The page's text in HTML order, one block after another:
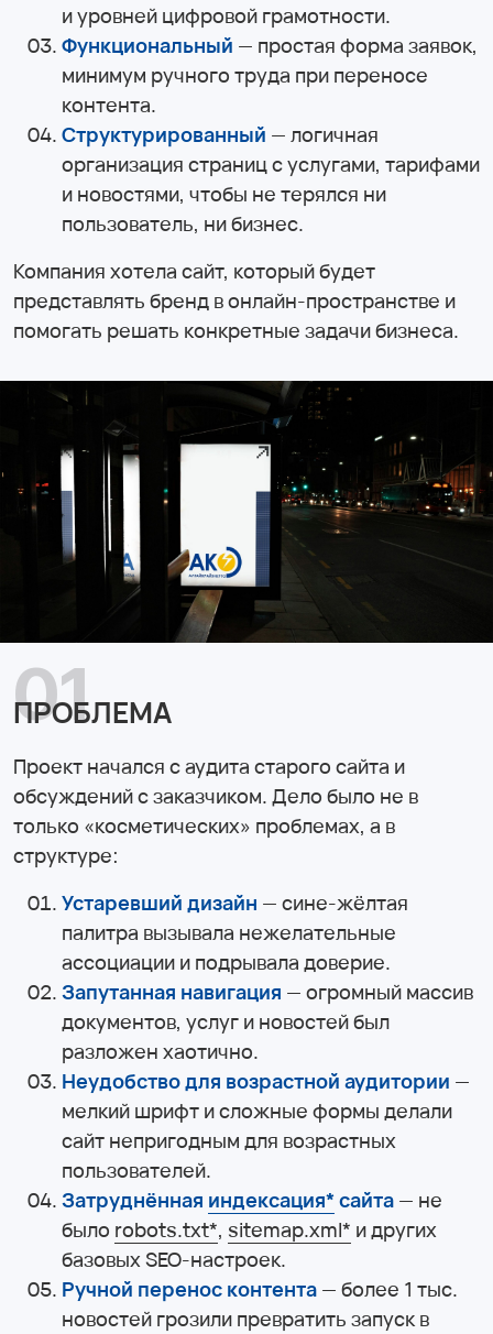
и уровней цифровой грамотности.
Функциональный — простая форма заявок,
минимум ручного труда при переносе
контента.
Структурированный — логичная
организация страниц с услугами, тарифами
и новостями, чтобы не терялся ни
пользователь, ни бизнес.
Компания хотела сайт, который будет
представлять бренд в онлайн-пространстве и
помогать решать конкретные задачи бизнеса.
01
ПРОБЛЕМА
Проект начался с аудита старого сайта и
обсуждений с заказчиком. Дело было не в
только «косметических» проблемах, а в
структуре:
Устаревший дизайн — сине-жёлтая
палитра вызывала нежелательные
ассоциации и подрывала доверие.
Запутанная навигация — огромный массив
документов, услуг и новостей был
разложен хаотично.
Неудобство для возрастной аудитории —
мелкий шрифт и сложные формы делали
сайт непригодным для возрастных
пользователей.
Затруднённая индексация*сайта — не
было robots.txt*, sitemap.xml* и других
базовых SEO-настроек.
Ручной перенос контента — более 1 тыс.
новостей грозили превратить запуск в